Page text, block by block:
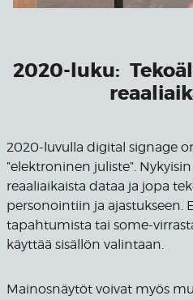
2020-luku:
2020-luvulla digital signage
”elektroninen juliste”.
reaaliaikaista dataa ja jopa
personointiin ja ajastukseen.
tapahtumista tai some-
käyttää sisällön valintaan.
Mainosnäytöt voivat myös